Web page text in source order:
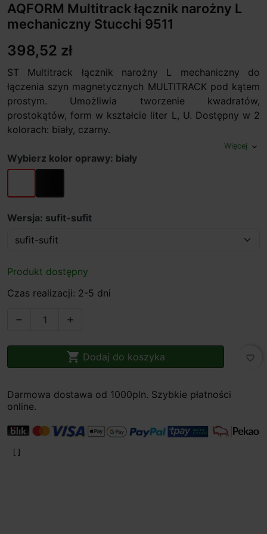
AQFORM Multitrack łącznik narożny L
mechaniczny Stucchi 9511
398,52 zł
ST Multitrack łącznik narożny L mechaniczny do
łączenia szyn magnetycznych MULTITRACK pod kątem
prostym. Umożliwia tworzenie kwadratów,
prostokątów, form w kształcie liter L, U. Dostępny w 2
kolorach: biały, czarny.
Więcej expand_more
Wybierz kolor oprawy: biały
biały czarny
Wersja: sufit-sufit
Produkt dostępny
Czas realizacji: 2-5 dni
 
 Dodaj do koszyka favorite_border
Darmowa dostawa od 1000pln. Szybkie płatności
online.